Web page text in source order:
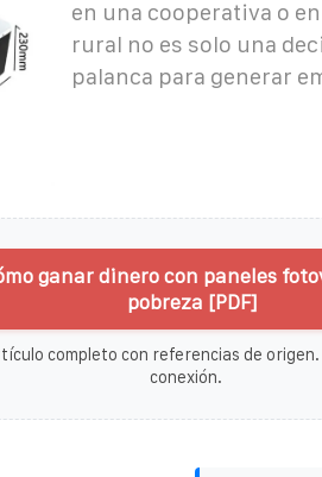
en una cooperativa o
rural no es solo una
palanca para generar
ganar dinero con paneles
pobreza [PDF]
completo con referencias de
conexión.